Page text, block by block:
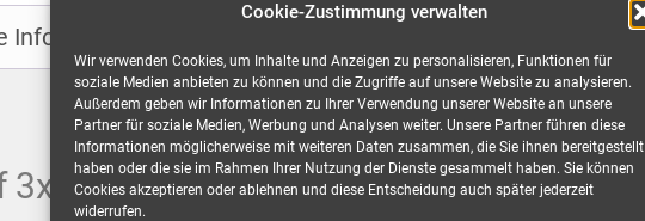
Cookie-Zustimmung verwalten
Wir verwenden Cookies, um Inhalte und Anzeigen zu personalisieren, Funktionen für
soziale Medien anbieten zu können und die Zugriffe auf unsere Website zu analysieren.
Außerdem geben wir Informationen zu Ihrer Verwendung unserer Website an unsere
Partner für soziale Medien, Werbung und Analysen weiter. Unsere Partner führen diese
Informationen möglicherweise mit weiteren Daten zusammen, die Sie ihnen bereitgestellt
haben oder die sie im Rahmen Ihrer Nutzung der Dienste gesammelt haben. Sie können
Cookies akzeptieren oder ablehnen und diese Entscheidung auch später jederzeit
widerrufen.
Information
3x Schuko, Würfel mieten